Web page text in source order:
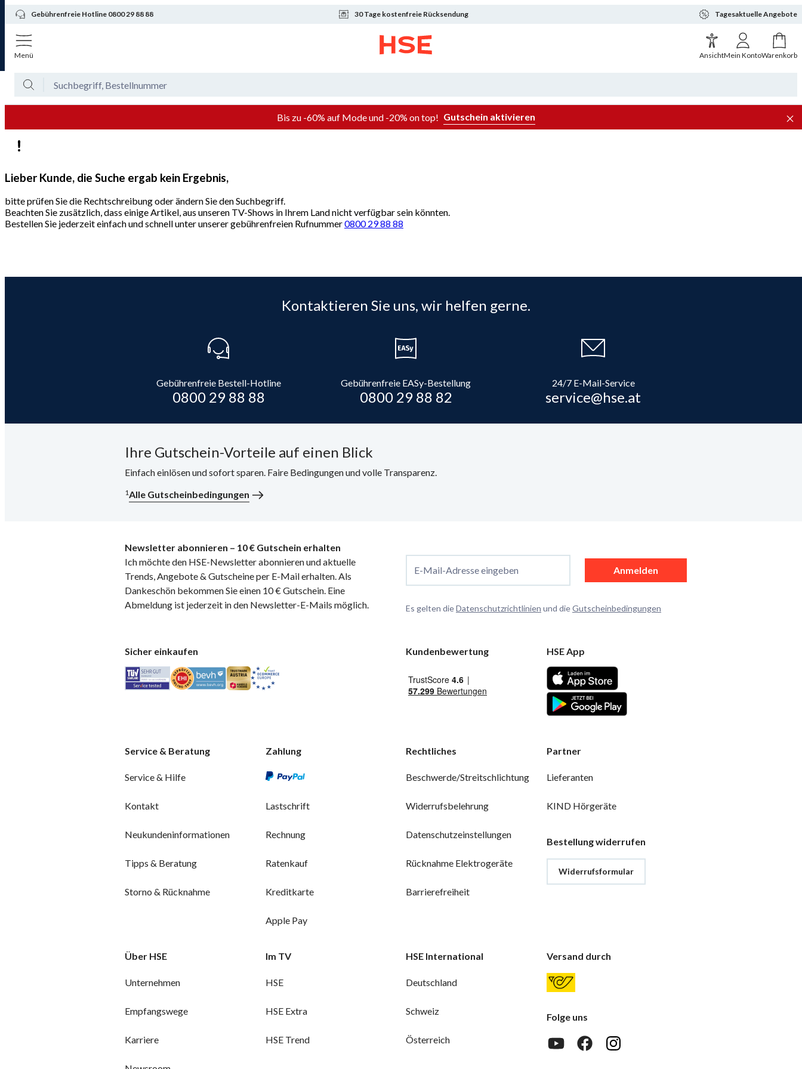
Gebührenfreie Hotline 0800 29 88 88 30 Tage kostenfreie Rücksendung Tagesaktuelle Angebote
Menü AnsichtMein KontoWarenkorb
Bis zu -60% auf Mode und -20% on top! Gutschein aktivieren
Lieber Kunde, die Suche ergab kein Ergebnis,
bitte prüfen Sie die Rechtschreibung oder ändern Sie den Suchbegriff.
Beachten Sie zusätzlich, dass einige Artikel, aus unseren TV-Shows in Ihrem Land nicht verfügbar sein könnten.
Bestellen Sie jederzeit einfach und schnell unter unserer gebührenfreien Rufnummer0800 29 88 88
Kontaktieren Sie uns, wir helfen gerne.
Gebührenfreie Bestell-Hotline
0800 29 88 88
Gebührenfreie EASy-Bestellung
0800 29 88 82
24/7 E-Mail-Service
service@hse.at
Ihre Gutschein-Vorteile auf einen Blick
Einfach einlösen und sofort sparen. Faire Bedingungen und volle Transparenz.
1Alle Gutscheinbedingungen
Newsletter abonnieren – 10 € Gutschein erhalten
Ich möchte den HSE-Newsletter abonnieren und aktuelle
Trends, Angebote & Gutscheine per E-Mail erhalten. Als
Dankeschön bekommen Sie einen 10 € Gutschein. Eine
Abmeldung ist jederzeit in den Newsletter-E-Mails möglich.
E-Mail-Adresse eingeben Anmelden
Es gelten dieDatenschutzrichtlinien und dieGutscheinbedingungen
Sicher einkaufen Kundenbewertung HSE App
Service & Beratung
Service & Hilfe
Kontakt
Neukundeninformationen
Tipps & Beratung
Storno & Rücknahme
Zahlung
Lastschrift
Rechnung
Ratenkauf
Kreditkarte
Apple Pay
Rechtliches
Beschwerde/Streitschlichtung
Widerrufsbelehrung
Datenschutzeinstellungen
Rücknahme Elektrogeräte
Barrierefreiheit
Partner
Lieferanten
KIND Hörgeräte
Bestellung widerrufen
Widerrufsformular
Über HSE
Unternehmen
Empfangswege
Karriere
Im TV
HSE
HSE Extra
HSE Trend
HSE International
Deutschland
Schweiz
Österreich
Versand durch
Folge uns